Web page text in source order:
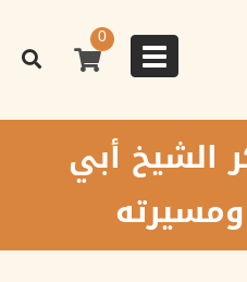
Toggle
navigation
0
الشيخ أبي